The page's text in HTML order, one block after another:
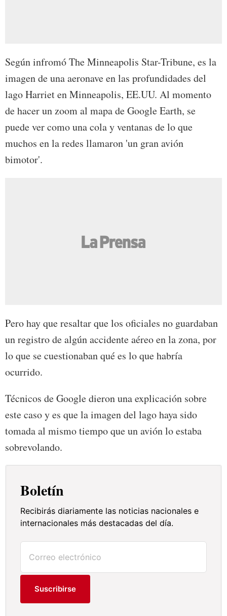
Según infromó The Minneapolis Star-Tribune, es la
imagen de una aeronave en las profundidades del
lago Harriet en Minneapolis, EE.UU. Al momento
de hacer un zoom al mapa de Google Earth, se
puede ver como una cola y ventanas de lo que
muchos en la redes llamaron 'un gran avión
bimotor'.
Pero hay que resaltar que los oficiales no guardaban
un registro de algún accidente aéreo en la zona, por
lo que se cuestionaban qué es lo que habría
ocurrido.
Técnicos de Google dieron una explicación sobre
este caso y es que la imagen del lago haya sido
tomada al mismo tiempo que un avión lo estaba
sobrevolando.
Boletín
Recibirás diariamente las noticias nacionales e
internacionales más destacadas del día.
Suscribirse